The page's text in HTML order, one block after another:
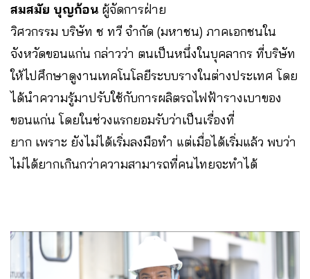
สมสมัย บุญก้อน ผู้จัดการฝ่าย
วิศวกรรม บริษัท ช ทวี จำกัด (มหาชน) ภาคเอกชนใน
จังหวัดขอนแก่น กล่าวว่า ตนเป็นหนึ่งในบุคลากร ที่บริษัท
ให้ไปศึกษาดูงานเทคโนโลยีระบบรางในต่างประเทศ โดย
ได้นำความรู้มาปรับใช้กับการผลิตรถไฟฟ้ารางเบาของ
ขอนแก่น โดยในช่วงแรกยอมรับว่าเป็นเรื่องที่
ยาก เพราะ ยังไม่ได้เริ่มลงมือทำ แต่เมื่อได้เริ่มแล้ว พบว่า
ไม่ได้ยากเกินกว่าความสามารถที่คนไทยจะทำได้